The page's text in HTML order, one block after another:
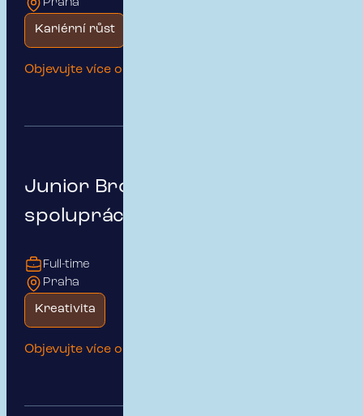
Praha
Objevujte více o této pozici
Kariérní růst
Junior Broker - Týmová
spolupráce a kariérní růst
Full-time
Praha
Objevujte více o této pozici
Kreativita